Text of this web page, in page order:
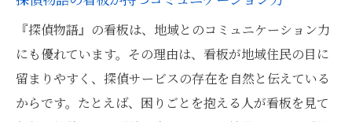
『探偵物語』の看板は、地域とのコミュニケーション力
にも優れています。その理由は、看板が地域住民の目に
留まりやすく、探偵サービスの存在を自然と伝えている
からです。たとえば、困りごとを抱える人が看板を見て